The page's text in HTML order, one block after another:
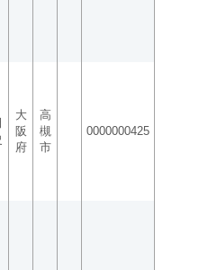
大
阪
府
高
槻
市
0000000425